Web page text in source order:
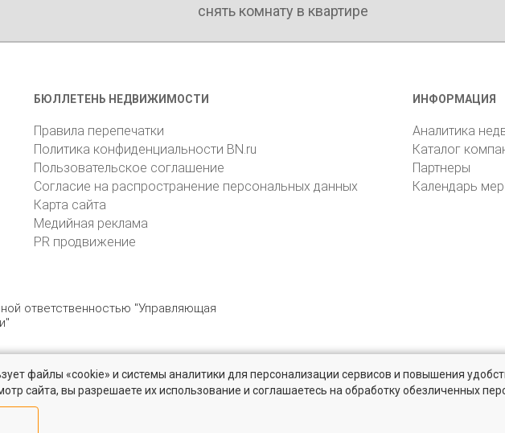
снять комнату в квартире
БЮЛЛЕТЕНЬ НЕДВИЖИМОСТИ
Правила перепечатки
Политика конфиденциальности BN.ru
Пользовательское соглашение
Согласие на распространение персональных данных
Карта сайта
Медийная реклама
PR продвижение
ИНФОРМАЦИЯ
Аналитика
Каталог
Партнеры
Календарь
ответственностью "Управляющая
331-93-56 196105, Санкт-Петербург, пр. Юрия Гагарина, 1 reklama@bn.ru
файлы «cookie» и системы аналитики для персонализации сервисов и повышения
сайта, вы разрешаете их использование и соглашаетесь на обработку обезличенных